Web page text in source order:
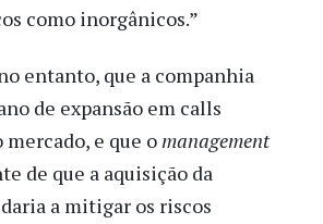
como inorgânicos.”
entanto, que a companhia
de expansão em calls
e que omanagement
de que a aquisição da
a mitigar os riscos